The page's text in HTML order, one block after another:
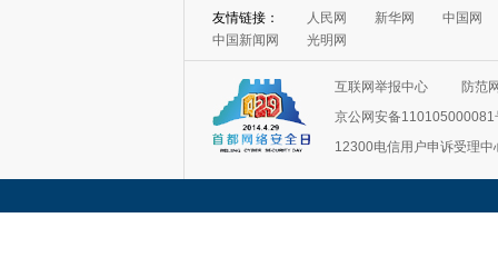
友情链接： 人民网 新华网
中国网
中国新闻网
光明网
互联网举报中心
防范
京公网安备110105000081
12300电信用户申诉受理中